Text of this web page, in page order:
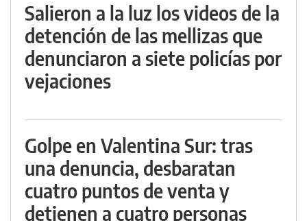
Salieron a la luz los videos de la
detención de las mellizas que
denunciaron a siete policías por
vejaciones
Golpe en Valentina Sur: tras
una denuncia, desbaratan
cuatro puntos de venta y
detienen a cuatro personas